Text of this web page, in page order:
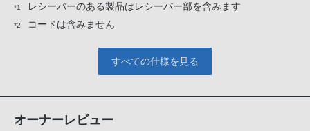
*1 レシーバーのある製品はレシーバー部を含みます
*2 コードは含みません
すべての仕様を見る
オーナーレビュー